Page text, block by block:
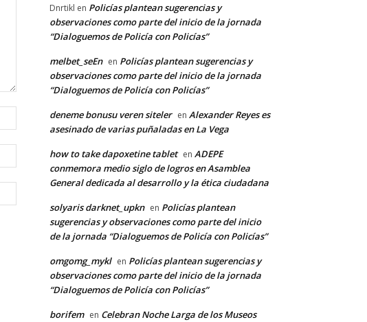
Nombre:*
electrónico:*
web:
Dnrtikl en Policías plantean sugerencias y
observaciones como parte del inicio de la jornada
“Dialoguemos de Policía con Policías”
melbet_seEn en Policías plantean sugerencias y
observaciones como parte del inicio de la jornada
“Dialoguemos de Policía con Policías”
deneme bonusu veren siteler en Alexander Reyes es
asesinado de varias puñaladas en La Vega
how to take dapoxetine tablet en ADEPE
conmemora medio siglo de logros en Asamblea
General dedicada al desarrollo y la ética ciudadana
solyaris darknet_upkn en Policías plantean
sugerencias y observaciones como parte del inicio
de la jornada “Dialoguemos de Policía con Policías”
omgomg_mykl en Policías plantean sugerencias y
observaciones como parte del inicio de la jornada
“Dialoguemos de Policía con Policías”
borifem en Celebran Noche Larga de los Museos